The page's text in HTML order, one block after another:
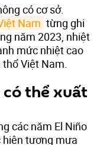
có cơ sở.
Nam từng ghi
năm 2023, nhiệt
mức nhiệt cao
Việt Nam.
thể xuất
các năm El Niño
tượng mưa